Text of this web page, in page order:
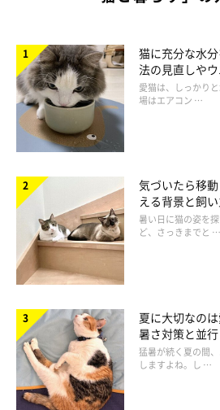
猫に充分な水
法の見直しや
方を解説
愛猫は、しっかり
場はエアコン …
気づいたら移
える背景と飼
医師が解説
暑い日に猫の姿を
ど、さっきまでと …
夏に大切なの
暑さ対策と並
工夫
猛暑が続く夏の間
しますよね。し …